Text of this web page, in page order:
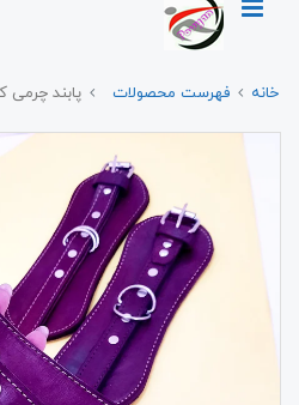
خانه فهرست محصولات پابند